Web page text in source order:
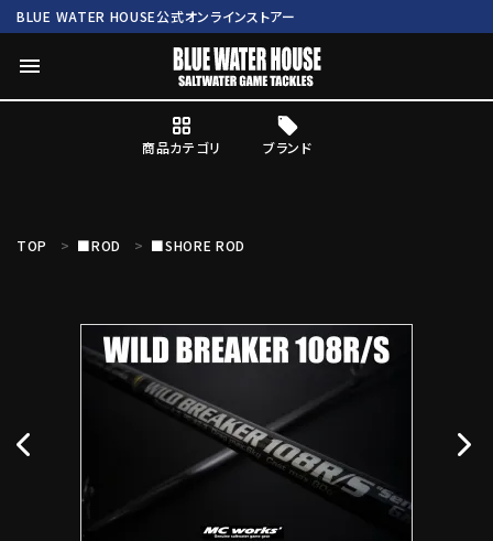
BLUE WATER HOUSE公式オンラインストアー
menu
商品カテゴリ ブランド
ブランド
TOP ■ROD ■SHORE ROD